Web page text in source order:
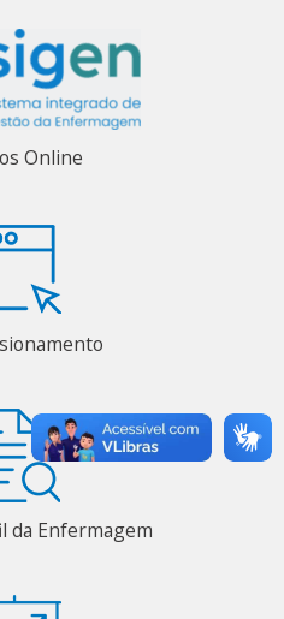
Online
da Enfermagem